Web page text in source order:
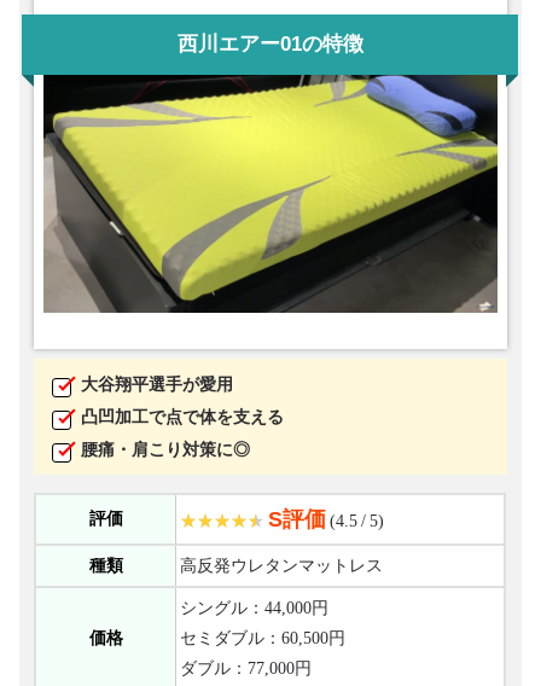
西川エアー01の特徴
大谷翔平選手が愛用
凸凹加工で点で体を支える
腰痛・肩こり対策に◎
評価 S評価 (4.5 / 5)
種類 高反発ウレタンマットレス
価格
シングル：44,000円
セミダブル：60,500円
ダブル：77,000円